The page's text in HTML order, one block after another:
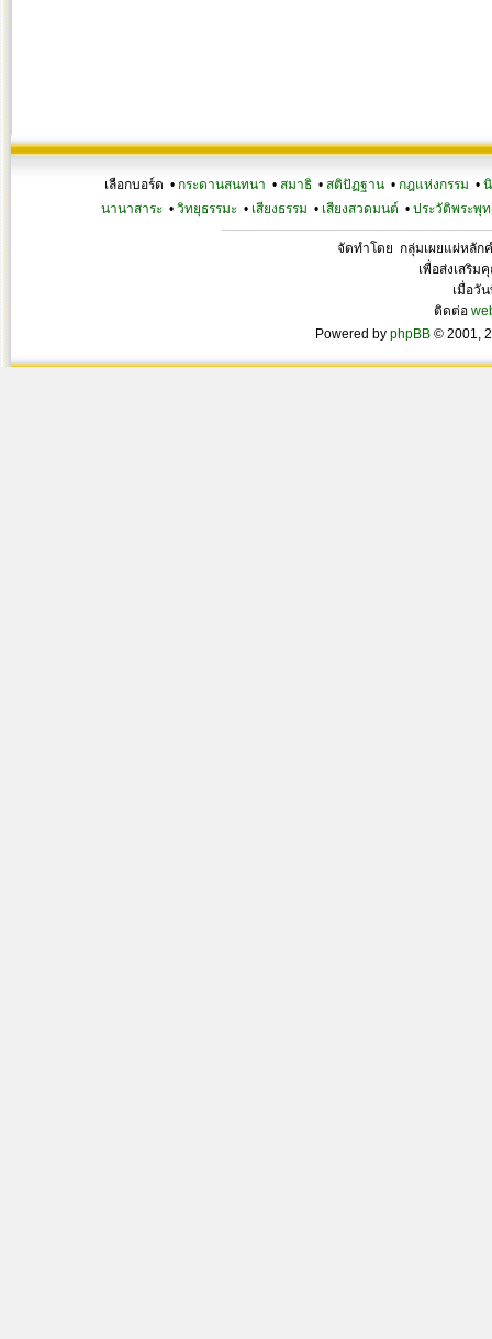
เลือกบอร์ด • กระดานสนทนา • สมาธิ • สติปัฏฐาน • กฎแห่งกรรม •
นานาสาระ• วิทยุธรรมะ• เสียงธรรม • เสียงสวดมนต์ • ประวัติพระพุท
จัดทำโดย กลุ่มเผยแผ่หลัก
เพื่อส่งเสริม
เมื่อวั
ติดต่อ
Powered by phpBB © 2001,